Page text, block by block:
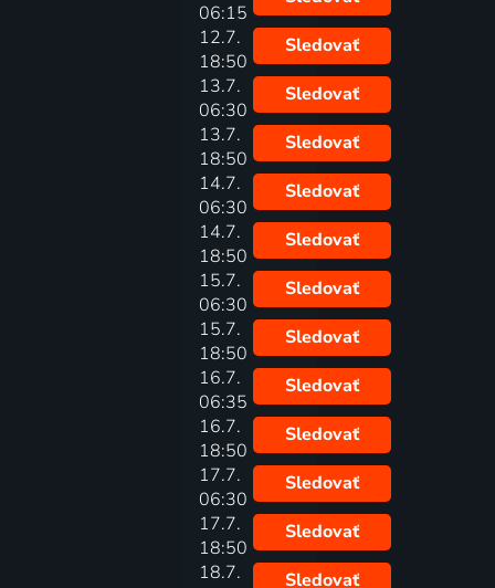
06:15
12.7.
18:50
Sledovať
13.7.
06:30
Sledovať
13.7.
18:50
Sledovať
14.7.
06:30
Sledovať
14.7.
18:50
Sledovať
15.7.
06:30
Sledovať
15.7.
18:50
Sledovať
16.7.
06:35
Sledovať
16.7.
18:50
Sledovať
17.7.
06:30
Sledovať
17.7.
18:50
Sledovať
18.7.
Sledovať